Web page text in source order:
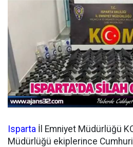
Isparta İl Emniyet Müdürlüğü
Müdürlüğü ekiplerince